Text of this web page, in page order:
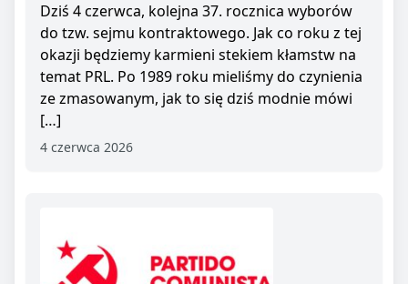
Dziś 4 czerwca, kolejna 37. rocznica wyborów
do tzw. sejmu kontraktowego. Jak co roku z tej
okazji będziemy karmieni stekiem kłamstw na
temat PRL. Po 1989 roku mieliśmy do czynienia
ze zmasowanym, jak to się dziś modnie mówi
[…]
4 czerwca 2026